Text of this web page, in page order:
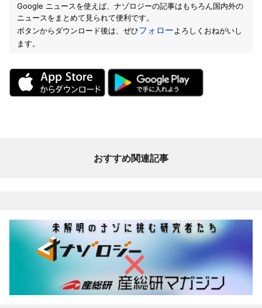
Google ニュースを使えば、ナゾロジーの記事はもちろん国内外の
ニュースをまとめて見られて便利です。
ボタンからダウンロード後は、ぜひフォローよろしくおねがいし
ます。
おすすめ関連記事